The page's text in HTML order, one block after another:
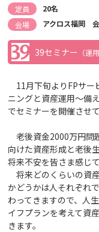
定員
20名
会場
アクロス福岡
39セミナー （運
11月下旬よりFPサー
ニングと資産運用～備
でセミナーを開催させ
老後資金2000万円問
向けた資産形成と老後
将来不安を皆さま感じ
将来どのくらいの資
かどうかは人それぞれ
わってきますので、人
イフプランを考えて資
きます。